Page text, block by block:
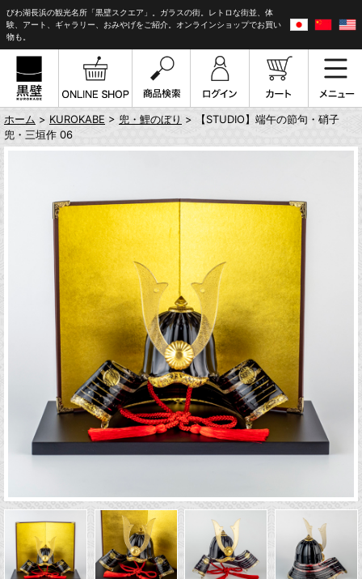
びわ湖長浜の観光名所「黒壁スクエア」。ガラスの街。レトロな街並、体
験、アート、ギャラリー、おみやげをご紹介。オンラインショップでお買い
物も。
ホーム > KUROKABE > 兜・鯉のぼり > 【STUDIO】端午の節句・硝子
兜・三垣作 06